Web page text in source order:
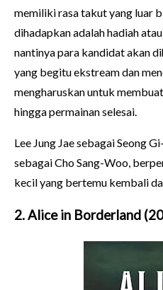
memiliki rasa takut yang luar
dihadapkan adalah hadiah
nantinya para kandidat akan
yang begitu ekstream dan
mengharuskan untuk
hingga permainan selesai.
Lee Jung Jae sebagai Seong
sebagai Cho Sang-Woo,
kecil yang bertemu kembali
2. Alice in Borderland